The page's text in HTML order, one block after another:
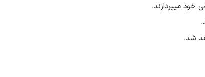
خود میپردازند.
شد.